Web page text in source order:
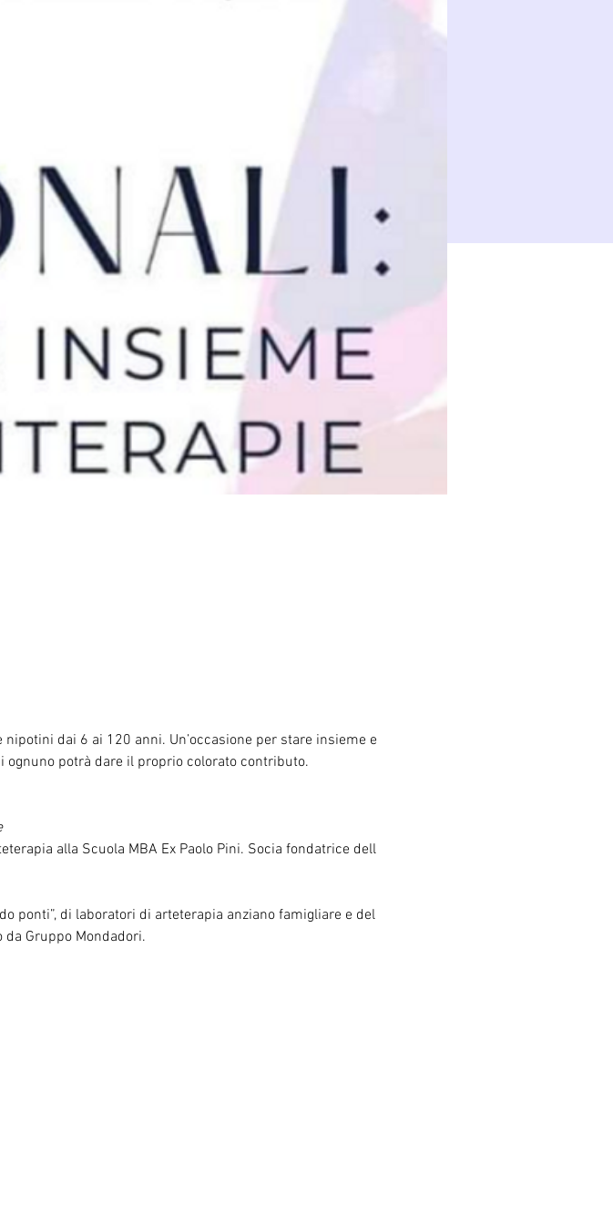
dai 6 ai 120 anni. Un’occasione per stare insieme e
potrà dare il proprio colorato contributo.
alla Scuola MBA Ex Paolo Pini. Socia fondatrice dell
ponti”, di laboratori di arteterapia anziano famigliare e del
da Gruppo Mondadori.